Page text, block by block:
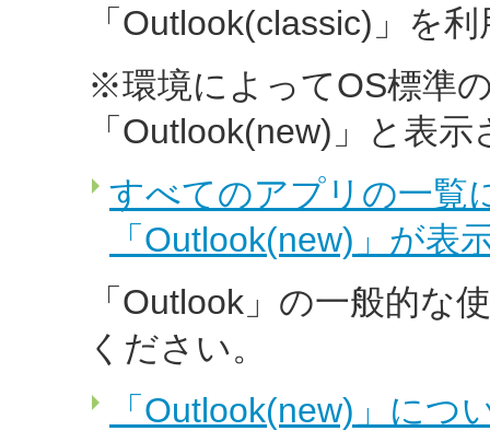
「Outlook(classic)」を
※環境によってOS標準
「Outlook(new)」と表
すべてのアプリの一覧
「Outlook(new)」が表
「Outlook」の一般的な
ください。
「Outlook(new)」につ